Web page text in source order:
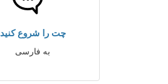
چت را شروع کنید
به فارسی